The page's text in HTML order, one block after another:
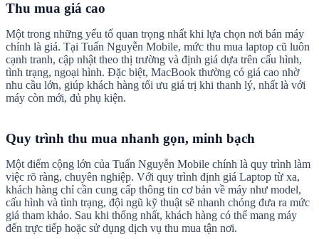
Thu mua giá cao
Một trong những yếu tố quan trọng nhất khi lựa chọn nơi bán máy
chính là giá. Tại Tuấn Nguyễn Mobile, mức thu mua laptop cũ luôn
cạnh tranh, cập nhật theo thị trường và định giá dựa trên cấu hình,
tình trạng, ngoại hình. Đặc biệt, MacBook thường có giá cao nhờ
nhu cầu lớn, giúp khách hàng tối ưu giá trị khi thanh lý, nhất là với
máy còn mới, đủ phụ kiện.
Quy trình thu mua nhanh gọn, minh bạch
Một điểm cộng lớn của Tuấn Nguyễn Mobile chính là quy trình làm
việc rõ ràng, chuyên nghiệp. Với quy trình định giá Laptop từ xa,
khách hàng chỉ cần cung cấp thông tin cơ bản về máy như model,
cấu hình và tình trạng, đội ngũ kỹ thuật sẽ nhanh chóng đưa ra mức
giá tham khảo. Sau khi thống nhất, khách hàng có thể mang máy
đến trực tiếp hoặc sử dụng dịch vụ thu mua tận nơi.